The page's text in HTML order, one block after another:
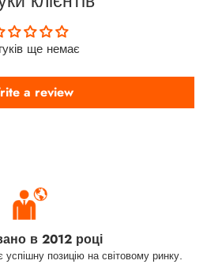
ще немає
a review
в 2012 році
позицію на світовому ринку.